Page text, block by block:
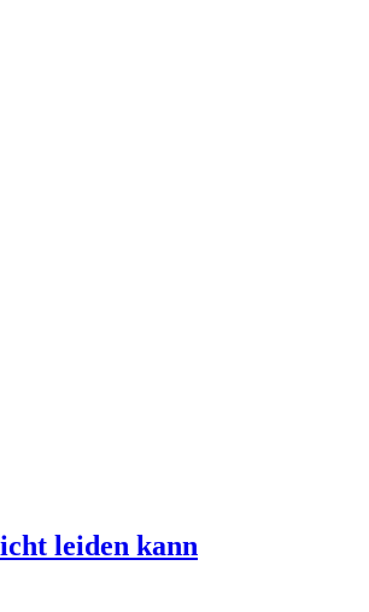
leiden kann